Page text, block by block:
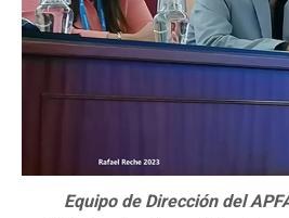
Equipo de Dirección del